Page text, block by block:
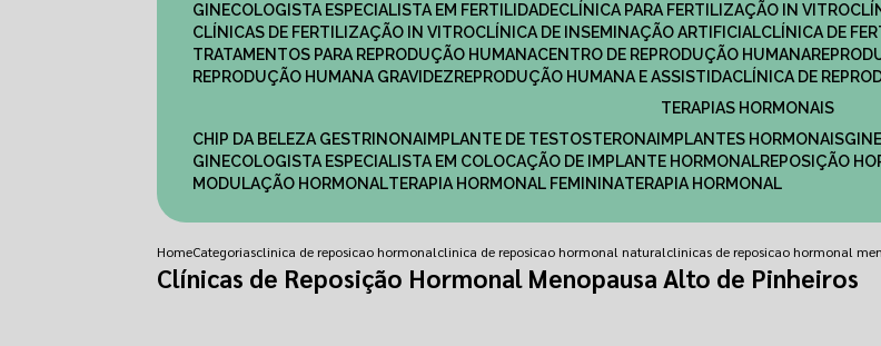
GINECOLOGISTA ESPECIALISTA EM FERTILIDADE
CLÍNICA PARA FERTILIZAÇÃO IN VITRO
CLÍNICAS DE FERTILIZAÇÃO IN VITRO
CLÍNICA DE INSEMINAÇÃO ARTIFICIAL
CLÍNICA DE
TRATAMENTOS PARA REPRODUÇÃO HUMANA
CENTRO DE REPRODUÇÃO HUMANA
REPRODUÇÃO HUMANA GRAVIDEZ
REPRODUÇÃO HUMANA E ASSISTIDA
CLÍNICA DE
TERAPIAS HORMONAIS
CHIP DA BELEZA GESTRINONA IMPLANTE DE TESTOSTERONA IMPLANTES HORMONAIS
GINECOLOGISTA ESPECIALISTA EM COLOCAÇÃO DE IMPLANTE HORMONAL
REPOSIÇÃO
MODULAÇÃO HORMONAL
TERAPIA HORMONAL FEMININA TERAPIA HORMONAL
HomeCategoriasclinica de reposicao hormonalclinica de reposicao hormonal naturalclinicas de reposicao hormonal
Clínicas de Reposição Hormonal Menopausa Alto de Pinheiros